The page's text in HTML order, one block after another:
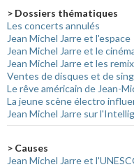
> Dossiers thématiques
Les concerts annulés
Jean Michel Jarre et l'espace
Jean Michel Jarre et le
Jean Michel Jarre et les
Ventes de disques et de
Le rêve américain de Jean-
La jeune scène électro
Jean Michel Jarre sur
> Causes
Jean Michel Jarre et